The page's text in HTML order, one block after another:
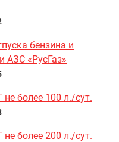
бензина и
АЗС «РусГаз»
более 100 л./сут.
более 200 л./сут.